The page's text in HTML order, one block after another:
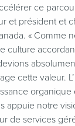
ce
et président et
« Comme
culture
cette valeur.
organique
appuie notre
de services